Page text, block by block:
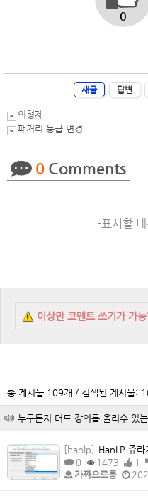
0
새글 답변
의형제
패거리 등급 변경
0 Comments
-표시할
이상만 코멘트 쓰기가 가능
총 게시물 109개 / 검색된 게시물:
누구든지 머드 강의를 올리수 있
[hanlp] HanLP 쥬라
0
1473 1
가짜으르릉